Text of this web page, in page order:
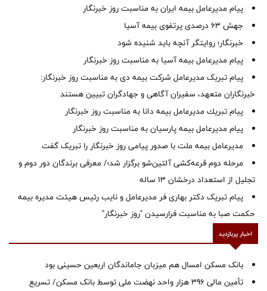
پیام مدیرعامل بیمه ایران به مناسبت روز خبرنگار
جهش ۶۳ درصدی پرتفوی بیمه آسیا
خبرنگار؛ روایتگر آنچه باید شنیده شود
پیام مدیرعامل بیمه آسیا به مناسبت روز خبرنگار
پیام تبریک مدیرعامل شرکت بیمه دی به مناسبت روز خبرنگار:
خبرنگاران متعهد، سفیران آگاهی و جهادگران تبیین هستند
پیام ‌تبریك‌ مدیرعامل بیمه دانا به مناسبت روز خبرنگار
پیام مدیرعامل بیمه پارسیان به مناسبت روز خبرنگار
مدیرعامل بیمه ملت با صدور پیامی روز خبرنگار را تبریک گفت
مرحله دوم قرعه‌کشی آلتین‌شو برگزار شد؛/ معرفی برندگان دور دوم و
تجلیل از استعداد درخشان ۱۳ ساله
پیام تبریک دکتر بهاری فر مدیرعامل و نایب رئیس هیئت مدیره بیمه
حکمت صبا به مناسبت فرارسیدن "روز خبرنگار"
اخبار پربازدید
بانک مسکن امسال هم میزبان جاماندگان اربعین حسینی بود
تأمین مالی ۳۹۶ هزار واحد نهضت ملی توسط بانک مسکن/ تسریع